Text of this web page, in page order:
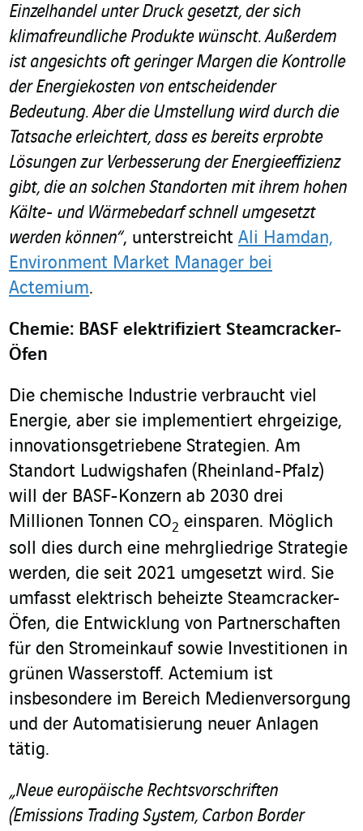
Einzelhandel unter Druck gesetzt, der sich
klimafreundliche Produkte wünscht. Außerdem
ist angesichts oft geringer Margen die Kontrolle
der Energiekosten von entscheidender
Bedeutung.Aber die Umstellung wird durch die
Tatsache erleichtert, dass es bereits erprobte
Lösungen zur Verbesserung der Energieeffizienz
gibt, die an solchen Standorten mit ihrem hohen
Kälte- und Wärmebedarf schnell umgesetzt
werden können“, unterstreicht Ali Hamdan,
Environment Market Manager bei
Actemium.
Chemie: BASF elektrifiziert Steamcracker-
Öfen
Die chemische Industrie verbraucht viel
Energie, aber sie implementiert ehrgeizige,
innovationsgetriebene Strategien. Am
Standort Ludwigshafen (Rheinland-Pfalz)
will der BASF-Konzern ab 2030 drei
Millionen Tonnen CO2 einsparen. Möglich
soll dies durch eine mehrgliedrige Strategie
werden, die seit 2021 umgesetzt wird. Sie
umfasst elektrisch beheizte Steamcracker-
Öfen, die Entwicklung von Partnerschaften
für den Stromeinkauf sowie Investitionen in
grünen Wasserstoff. Actemium ist
insbesondere im Bereich Medienversorgung
und der Automatisierung neuer Anlagen
tätig.
„Neue europäische Rechtsvorschriften
(Emissions Trading System, Carbon Border